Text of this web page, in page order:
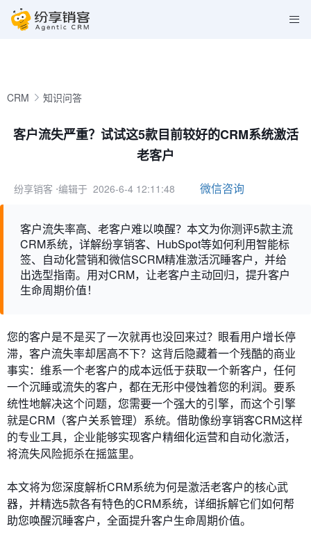
CRM 知识问答
客户流失严重？试试这5款目前较好的CRM系统激活
老客户
纷享销客 ⋅编辑于 2026-6-4 12:11:48 微信咨询
客户流失率高、老客户难以唤醒？本文为你测评5款主流
CRM系统，详解纷享销客、HubSpot等如何利用智能标
签、自动化营销和微信SCRM精准激活沉睡客户，并给
出选型指南。用对CRM，让老客户主动回归，提升客户
生命周期价值！
您的客户是不是买了一次就再也没回来过？眼看用户增长停
滞，客户流失率却居高不下？这背后隐藏着一个残酷的商业
事实：维系一个老客户的成本远低于获取一个新客户，任何
一个沉睡或流失的客户，都在无形中侵蚀着您的利润。要系
统性地解决这个问题，您需要一个强大的引擎，而这个引擎
就是CRM（客户关系管理）系统。借助像纷享销客CRM这样
的专业工具，企业能够实现客户精细化运营和自动化激活，
将流失风险扼杀在摇篮里。
本文将为您深度解析CRM系统为何是激活老客户的核心武
器，并精选5款各有特色的CRM系统，详细拆解它们如何帮
助您唤醒沉睡客户，全面提升客户生命周期价值。